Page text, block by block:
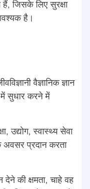
जिसके लिए सुरक्षा
है।
वैज्ञानिक ज्ञान
सुधार करने में
उद्योग, स्वास्थ्य सेवा
अवसर प्रदान करता
देने की क्षमता, चाहे वह